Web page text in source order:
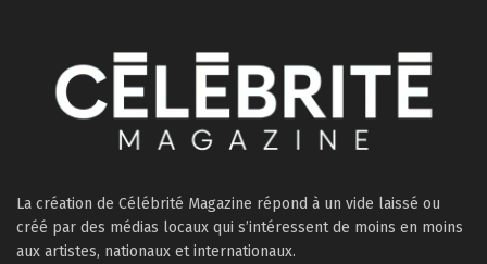
La création de Célébrité Magazine répond à un vide laissé ou
créé par des médias locaux qui s’intéressent de moins en moins
aux artistes, nationaux et internationaux.